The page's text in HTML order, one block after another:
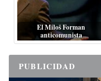
El Miloš Forman
anticomunista
PUBLICIDAD